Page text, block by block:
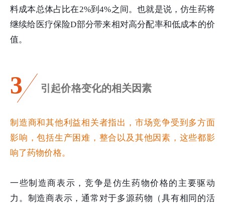
料成本总体占比在2%到4%之间。也就是说，仿生药将
继续给医疗保险D部分带来相对高分配率和低成本的价
值。
3 引起价格变化的相关因素
制造商和其他利益相关者指出，市场竞争受到多方面
影响，包括生产困难，整合以及其他因素，这些都影
响了药物价格。
一些制造商表示，竞争是仿生药物价格的主要驱动
力。制造商表示，通常对于多源药物（具有相同的活